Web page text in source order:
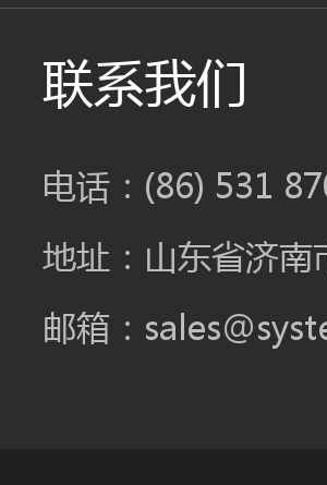
联系我们
电话：(86) 531
地址：山东省济
邮箱：